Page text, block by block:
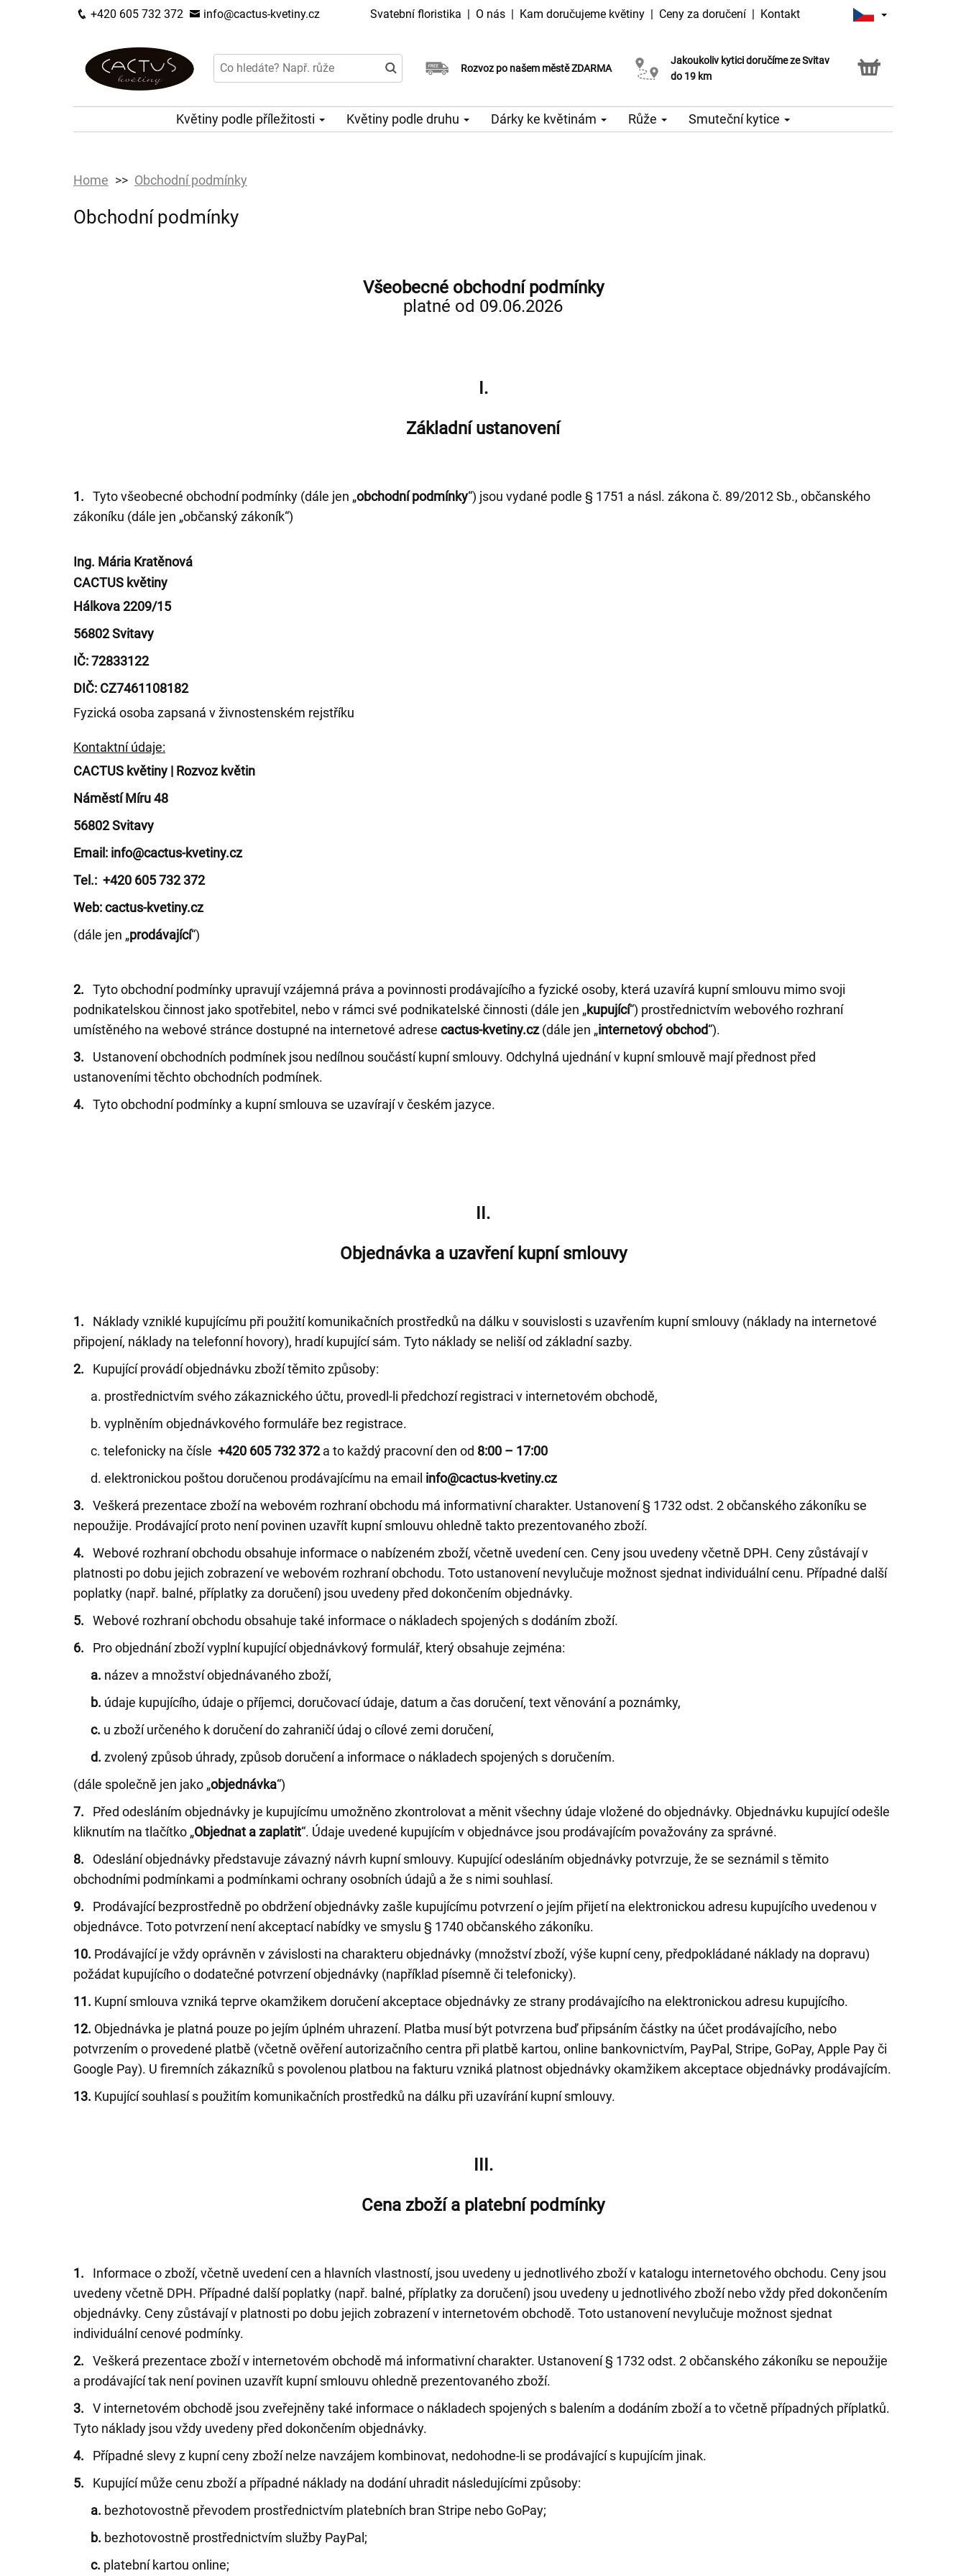
+420 605 732 372 info@cactus-kvetiny.cz Svatební floristika | O nás | Kam doručujeme květiny | Ceny za doručení | Kontakt
Rozvoz po našem městě ZDARMA
Doručujeme již v den objednávky
Možný výběr času a dne doručení
Jakoukoliv kytici doručíme ze Svitav
do 19 km
Možnost vyzvednout v naší květince
Květiny podle příležitosti Květiny podle druhu Dárky ke květinám Růže Smuteční kytice
Home Obchodní podmínky
Obchodní podmínky
Všeobecné obchodní podmínky
platné od 09.06.2026
I.
Základní ustanovení
1. Tyto všeobecné obchodní podmínky (dále jen „obchodní podmínky“) jsou vydané podle § 1751 a násl. zákona č. 89/2012 Sb., občanského
zákoníku (dále jen „občanský zákoník“)
Ing. Mária Kratěnová
CACTUS květiny
Hálkova 2209/15
56802 Svitavy
IČ: 72833122
DIČ: CZ7461108182
Fyzická osoba zapsaná v živnostenském rejstříku
Kontaktní údaje:
CACTUS květiny | Rozvoz květin
Náměstí Míru 48
56802 Svitavy
Email: info@cactus-kvetiny.cz
Tel.: +420 605 732 372
Web: cactus-kvetiny.cz
(dále jen „prodávající“)
2. Tyto obchodní podmínky upravují vzájemná práva a povinnosti prodávajícího a fyzické osoby, která uzavírá kupní smlouvu mimo svoji
podnikatelskou činnost jako spotřebitel, nebo v rámci své podnikatelské činnosti (dále jen „kupující“) prostřednictvím webového rozhraní
umístěného na webové stránce dostupné na internetové adrese cactus-kvetiny.cz (dále jen „internetový obchod“).
3. Ustanovení obchodních podmínek jsou nedílnou součástí kupní smlouvy. Odchylná ujednání v kupní smlouvě mají přednost před
ustanoveními těchto obchodních podmínek.
4. Tyto obchodní podmínky a kupní smlouva se uzavírají v českém jazyce.
II.
Objednávka a uzavření kupní smlouvy
1. Náklady vzniklé kupujícímu při použití komunikačních prostředků na dálku v souvislosti s uzavřením kupní smlouvy (náklady na internetové
připojení, náklady na telefonní hovory), hradí kupující sám. Tyto náklady se neliší od základní sazby.
2. Kupující provádí objednávku zboží těmito způsoby:
a. prostřednictvím svého zákaznického účtu, provedl-li předchozí registraci v internetovém obchodě,
b. vyplněním objednávkového formuláře bez registrace.
c. telefonicky na čísle +420 605 732 372a to každý pracovní den od 8:00 – 17:00
d. elektronickou poštou doručenou prodávajícímu na email info@cactus-kvetiny.cz
3. Veškerá prezentace zboží na webovém rozhraní obchodu má informativní charakter. Ustanovení § 1732 odst. 2 občanského zákoníku se
nepoužije. Prodávající proto není povinen uzavřít kupní smlouvu ohledně takto prezentovaného zboží.
4. Webové rozhraní obchodu obsahuje informace o nabízeném zboží, včetně uvedení cen. Ceny jsou uvedeny včetně DPH. Ceny zůstávají v
platnosti po dobu jejich zobrazení ve webovém rozhraní obchodu. Toto ustanovení nevylučuje možnost sjednat individuální cenu. Případné další
poplatky (např. balné, příplatky za doručení) jsou uvedeny před dokončením objednávky.
5. Webové rozhraní obchodu obsahuje také informace o nákladech spojených s dodáním zboží.
6.
Pro objednání zboží vyplní kupující objednávkový formulář, který obsahuje zejména:
a. název a množství objednávaného zboží,
b. údaje kupujícího, údaje o příjemci, doručovací údaje, datum a čas doručení, text věnování a poznámky,
c. u zboží určeného k doručení do zahraničí údaj o cílové zemi doručení,
d. zvolený způsob úhrady, způsob doručení a informace o nákladech spojených s doručením.
(dále společně jen jako „objednávka“)
7. Před odesláním objednávky je kupujícímu umožněno zkontrolovat a měnit všechny údaje vložené do objednávky. Objednávku kupující odešle
kliknutím na tlačítko „Objednat a zaplatit“. Údaje uvedené kupujícím v objednávce jsou prodávajícím považovány za správné.
8.
Odeslání objednávky představuje závazný návrh kupní smlouvy. Kupující odesláním objednávky potvrzuje, že se seznámil s těmito
obchodními podmínkami a podmínkami ochrany osobních údajů a že s nimi souhlasí.
9. Prodávající bezprostředně po obdržení objednávky zašle kupujícímu potvrzení o jejím přijetí na elektronickou adresu kupujícího uvedenou v
objednávce. Toto potvrzení není akceptací nabídky ve smyslu § 1740 občanského zákoníku.
10. Prodávající je vždy oprávněn v závislosti na charakteru objednávky (množství zboží, výše kupní ceny, předpokládané náklady na dopravu)
požádat kupujícího o dodatečné potvrzení objednávky (například písemně či telefonicky).
11. Kupní smlouva vzniká teprve okamžikem doručení akceptace objednávky ze strany prodávajícího na elektronickou adresu kupujícího.
12. Objednávka je platná pouze po jejím úplném uhrazení. Platba musí být potvrzena buď připsáním částky na účet prodávajícího, nebo
potvrzením o provedené platbě (včetně ověření autorizačního centra při platbě kartou, online bankovnictvím, PayPal, Stripe, GoPay, Apple Pay či
Google Pay). U firemních zákazníků s povolenou platbou na fakturu vzniká platnost objednávky okamžikem akceptace objednávky prodávajícím.
13. Kupující souhlasí s použitím komunikačních prostředků na dálku při uzavírání kupní smlouvy.
III.
Cena zboží a platební podmínky
1. Informace o zboží, včetně uvedení cen a hlavních vlastností, jsou uvedeny u jednotlivého zboží v katalogu internetového obchodu. Ceny jsou
uvedeny včetně DPH. Případné další poplatky (např. balné, příplatky za doručení) jsou uvedeny u jednotlivého zboží nebo vždy před dokončením
objednávky. Ceny zůstávají v platnosti po dobu jejich zobrazení v internetovém obchodě. Toto ustanovení nevylučuje možnost sjednat
individuální cenové podmínky.
2.
Veškerá prezentace zboží v internetovém obchodě má informativní charakter. Ustanovení § 1732 odst. 2 občanského zákoníku se nepoužije
a prodávající tak není povinen uzavřít kupní smlouvu ohledně prezentovaného zboží.
3.
V internetovém obchodě jsou zveřejněny také informace o nákladech spojených s balením a dodáním zboží a to včetně případných příplatků.
Tyto náklady jsou vždy uvedeny před dokončením objednávky.
4. Případné slevy z kupní ceny zboží nelze navzájem kombinovat, nedohodne-li se prodávající s kupujícím jinak.
5. Kupující může cenu zboží a případné náklady na dodání uhradit následujícími způsoby:
a. bezhotovostně převodem prostřednictvím platebních bran Stripe nebo GoPay;
b. bezhotovostně prostřednictvím služby PayPal;
c. platební kartou online;